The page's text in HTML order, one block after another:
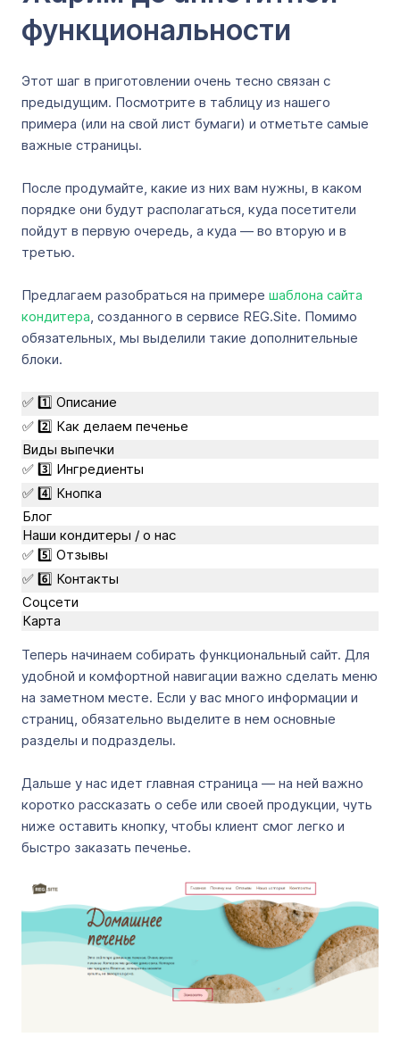
функциональности
Этот шаг в приготовлении очень тесно связан с
предыдущим. Посмотрите в таблицу из нашего
примера (или на свой лист бумаги) и отметьте самые
важные страницы.
После продумайте, какие из них вам нужны, в каком
порядке они будут располагаться, куда посетители
пойдут в первую очередь, а куда — во вторую и в
третью.
Предлагаем разобраться на примере шаблона сайта
кондитера, созданного в сервисе REG.Site. Помимо
обязательных, мы выделили такие дополнительные
блоки.
✅ 1️⃣ Описание
✅ 2️⃣ Как делаем печенье
Виды выпечки
✅ 3️⃣ Ингредиенты
✅ 4️⃣ Кнопка
Блог
Наши кондитеры / о нас
✅ 5️⃣ Отзывы
✅ 6️⃣ Контакты
Соцсети
Карта
Теперь начинаем собирать функциональный сайт. Для
удобной и комфортной навигации важно сделать меню
на заметном месте. Если у вас много информации и
страниц, обязательно выделите в нем основные
разделы и подразделы.
Дальше у нас идет главная страница — на ней важно
коротко рассказать о себе или своей продукции, чуть
ниже оставить кнопку, чтобы клиент смог легко и
быстро заказать печенье.